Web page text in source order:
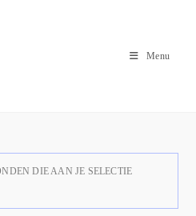
Menu
DIE AAN JE SELECTIE